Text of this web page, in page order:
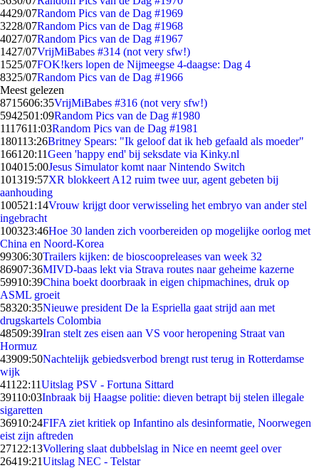
4429/07Random Pics van de Dag #1969
3228/07Random Pics van de Dag #1968
4027/07Random Pics van de Dag #1967
1427/07VrijMiBabes #314 (not very sfw!)
1525/07FOK!kers lopen de Nijmeegse 4-daagse: Dag 4
8325/07Random Pics van de Dag #1966
Meest gelezen
8715606:35VrijMiBabes #316 (not very sfw!)
5942501:09Random Pics van de Dag #1980
1117611:03Random Pics van de Dag #1981
180113:26Britney Spears: "Ik geloof dat ik heb gefaald als moeder"
1661 20:11Geen 'happy end' bij seksdate via Kinky.nl
104015:00Jesus Simulator komt naar Nintendo Switch
101319:57XR blokkeert A12 ruim twee uur, agent gebeten bij
aanhouding
100521:14Vrouw krijgt door verwisseling het embryo van ander stel
ingebracht
100323:46Hoe 30 landen zich voorbereiden op mogelijke oorlog met
China en Noord-Korea
99306:30Trailers kijken: de bioscoopreleases van week 32
86907:36MIVD-baas lekt via Strava routes naar geheime kazerne
59910:39China boekt doorbraak in eigen chipmachines, druk op
ASML groeit
58320:35Nieuwe president De la Espriella gaat strijd aan met
drugskartels Colombia
48509:39Iran stelt zes eisen aan VS voor heropening Straat van
Hormuz
43909:50Nachtelijk gebiedsverbod brengt rust terug in Rotterdamse
wijk
411 22:11Uitslag PSV - Fortuna Sittard
39110:03Inbraak bij Haagse politie: dieven betrapt bij stelen illegale
sigaretten
36910:24FIFA ziet kritiek op Infantino als desinformatie, Noorwegen
eist zijn aftreden
271 22:13Vollering slaat dubbelslag in Nice en neemt geel over
26419:21Uitslag NEC - Telstar